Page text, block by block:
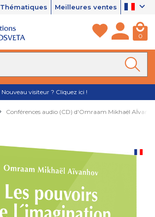
Thématiques Meilleures ventes
0
Nouveau visiteur ? Cliquez ici !
Conférences audio (CD) d'Omraam Mikhaël